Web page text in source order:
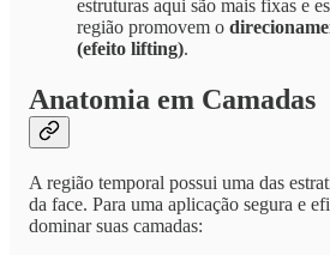
estruturas aqui são mais fixas e
região promovem o
(efeito lifting).
Anatomia em Camadas
A região temporal possui uma das
da face. Para uma aplicação segura e
dominar suas camadas: